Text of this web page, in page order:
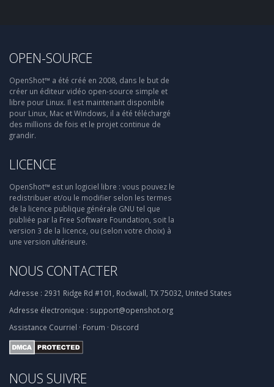
OPEN-SOURCE
OpenShot™ a été créé en 2008, dans le but de
créer un éditeur vidéo open-source simple et
libre pour Linux. Il est maintenant disponible
pour Linux, Mac et Windows, il a été téléchargé
des millions de fois et le projet continue de
grandir.
LICENCE
OpenShot™ est un logiciel libre : vous pouvez le
redistribuer et/ou le modifier selon les termes
de la licence publique générale GNU tel que
publiée par la Free Software Foundation, soit la
version 3 de la licence, ou (selon votre choix) à
une version ultérieure.
NOUS CONTACTER
Adresse : 2931 Ridge Rd #101, Rockwall, TX 75032, United States
Adresse électronique : support@openshot.org
Assistance Courriel · Forum · Discord
NOUS SUIVRE